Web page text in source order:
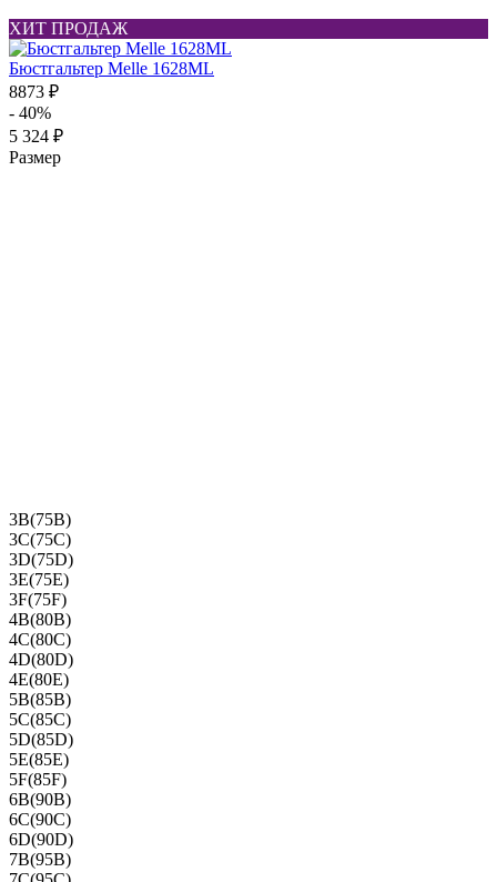
ХИТ ПРОДАЖ
Бюстгальтер Melle 1628ML
8873 ₽
- 40%
5 324 ₽
Размер
3B(75B)
3C(75C)
3D(75D)
3E(75E)
3F(75F)
4B(80B)
4C(80C)
4D(80D)
4E(80E)
5B(85B)
5C(85C)
5D(85D)
5E(85E)
5F(85F)
6B(90B)
6C(90C)
6D(90D)
7B(95B)